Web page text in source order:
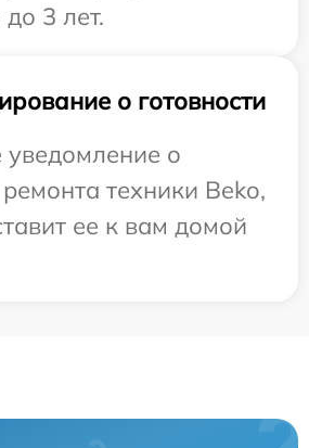
3 лет.
о готовности
о
техники Beko,
ее к вам домой